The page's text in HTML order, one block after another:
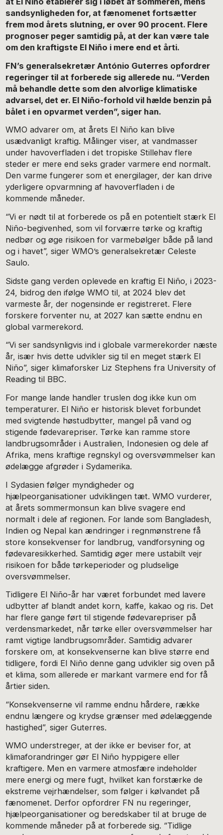
sandsynligheden for, at fænomenet fortsætter
frem mod årets slutning, er over 90 procent. Flere
prognoser peger samtidig på, at der kan være tale
om den kraftigste El Niño i mere end et årti.
FN’s generalsekretær António Guterres opfordrer
regeringer til at forberede sig allerede nu. “Verden
må behandle dette som den alvorlige klimatiske
advarsel, det er. El Niño-forhold vil hælde benzin på
bålet i en opvarmet verden”, siger han.
WMO advarer om, at årets El Niño kan blive
usædvanligt kraftig. Målinger viser, at vandmasser
under havoverfladen i det tropiske Stillehav flere
steder er mere end seks grader varmere end normalt.
Den varme fungerer som et energilager, der kan drive
yderligere opvarmning af havoverfladen i de
kommende måneder.
“Vi er nødt til at forberede os på en potentielt stærk El
Niño-begivenhed, som vil forværre tørke og kraftig
nedbør og øge risikoen for varmebølger både på land
og i havet”, siger WMO’s generalsekretær Celeste
Saulo.
Sidste gang verden oplevede en kraftig El Niño, i 2023-
24, bidrog den ifølge WMO til, at 2024 blev det
varmeste år, der nogensinde er registreret. Flere
forskere forventer nu, at 2027 kan sætte endnu en
global varmerekord.
“Vi ser sandsynligvis ind i globale varmerekorder næste
år, især hvis dette udvikler sig til en meget stærk El
Niño”, siger klimaforsker Liz Stephens fra University of
Reading til BBC.
For mange lande handler truslen dog ikke kun om
temperaturer. El Niño er historisk blevet forbundet
med svigtende høstudbytter, mangel på vand og
stigende fødevarepriser. Tørke kan ramme store
landbrugsområder i Australien, Indonesien og dele af
Afrika, mens kraftige regnskyl og oversvømmelser kan
ødelægge afgrøder i Sydamerika.
I Sydasien følger myndigheder og
hjælpeorganisationer udviklingen tæt. WMO vurderer,
at årets sommermonsun kan blive svagere end
normalt i dele af regionen. For lande som Bangladesh,
Indien og Nepal kan ændringer i regnmønstrene få
store konsekvenser for landbrug, vandforsyning og
fødevaresikkerhed. Samtidig øger mere ustabilt vejr
risikoen for både tørkeperioder og pludselige
oversvømmelser.
Tidligere El Niño-år har været forbundet med lavere
udbytter af blandt andet korn, kaffe, kakao og ris. Det
har flere gange ført til stigende fødevarepriser på
verdensmarkedet, når tørke eller oversvømmelser har
ramt vigtige landbrugsområder. Samtidig advarer
forskere om, at konsekvenserne kan blive større end
tidligere, fordi El Niño denne gang udvikler sig oven på
et klima, som allerede er markant varmere end for få
årtier siden.
“Konsekvenserne vil ramme endnu hårdere, række
endnu længere og krydse grænser med ødelæggende
hastighed”, siger Guterres.
WMO understreger, at der ikke er beviser for, at
klimaforandringer gør El Niño hyppigere eller
kraftigere. Men en varmere atmosfære indeholder
mere energi og mere fugt, hvilket kan forstærke de
ekstreme vejrhændelser, som følger i kølvandet på
fænomenet. Derfor opfordrer FN nu regeringer,
hjælpeorganisationer og beredskaber til at bruge de
kommende måneder på at forberede sig. “Tidlige